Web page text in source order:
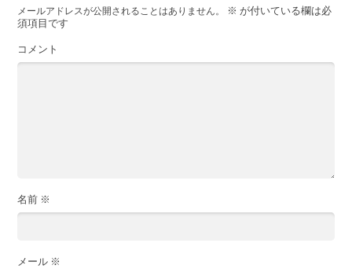
メールアドレスが公開されることはありません。 ※ が付いている欄は必
須項目です
コメント
名前 ※
メール ※